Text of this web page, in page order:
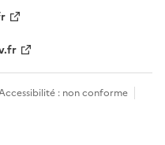
: non conforme